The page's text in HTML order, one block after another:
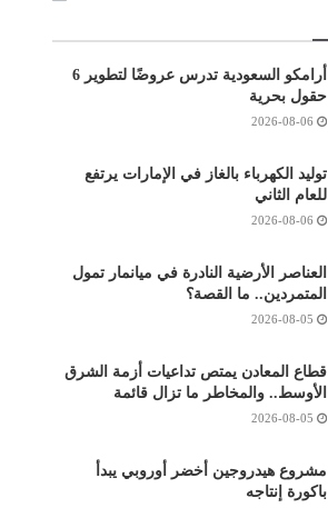
أرامكو السعودية تدرس عروضًا لتطوير 6
حقول بحرية
2026-08-06
توليد الكهرباء بالغاز في الإمارات يرتفع
للعام الثاني
2026-08-06
العناصر الأرضية النادرة في ميانمار تمول
المتمردين.. ما القصة؟
2026-08-05
قطاع المعادن يمتص تداعيات أزمة الشرق
الأوسط.. والمخاطر ما تزال قائمة
2026-08-05
مشروع هيدروجين أخضر أوروبي يبدأ
باكورة إنتاجه